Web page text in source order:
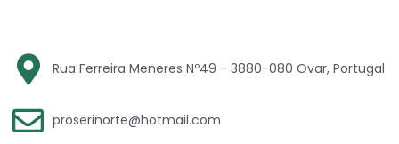
Rua Ferreira Meneres Nº49 - 3880-080 Ovar, Portugal
proserinorte@hotmail.com